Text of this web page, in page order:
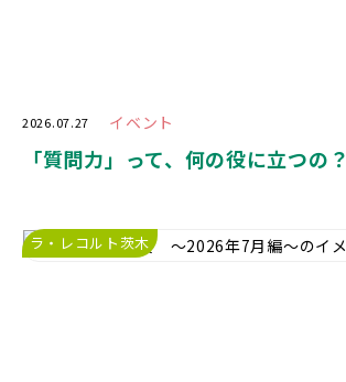
2026.07.27 イベント
「質問力」って、何の役に立つの？
ラ・レコルト茨木